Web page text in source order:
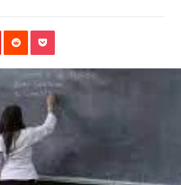
PinterestReddit Pocket